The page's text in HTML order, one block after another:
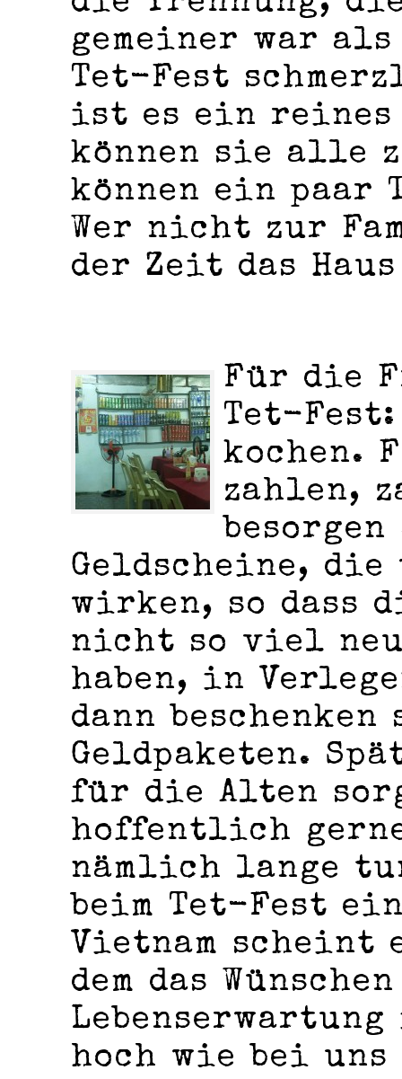
gemeiner war
Tet-Fest
ist es ein reines
können sie alle
können ein paar
Wer nicht zur
der Zeit das
Für die
Tet-Fest:
kochen.
zahlen,
Geldscheine,
wirken, so dass
nicht so viel
haben, in
dann
Geldpaketen.
für die Alten
hoffentlich
nämlich lange
beim Tet-Fest
Vietnam scheint
dem das
hoch wie bei uns